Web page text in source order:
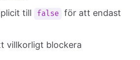
till false för att endast
villkorligt blockera